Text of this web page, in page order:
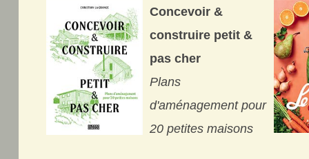
Concevoir &
construire petit &
pas cher
Plans
d'aménagement pour
20 petites maisons